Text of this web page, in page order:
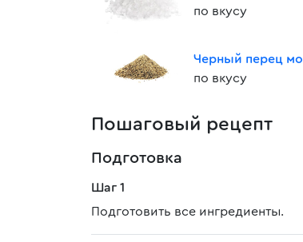
по вкусу
Черный перец
по вкусу
Пошаговый рецепт
Подготовка
Шаг 1
Подготовить все ингредиенты.